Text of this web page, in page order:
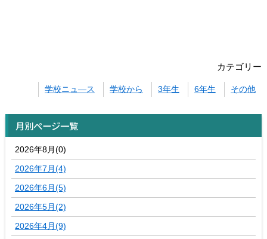
カテゴリー
学校ニュ―ス 学校から 3年生 6年生 その他
月別ページ一覧
2026年8月(0)
2026年7月(4)
2026年6月(5)
2026年5月(2)
2026年4月(9)